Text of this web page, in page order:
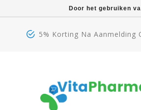
5% Korting Na
Door het gebruiken